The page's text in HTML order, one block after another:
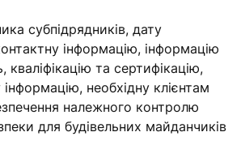
субпідрядників, дату
інформацію, інформацію
кваліфікацію та сертифікацію,
необхідну клієнтам
належного контролю
для будівельних майданчиків